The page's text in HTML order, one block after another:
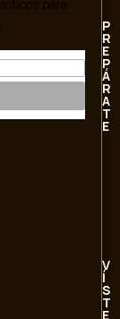
para
P
R
E
P
Á
R
A
T
E
V
Í
S
T
E